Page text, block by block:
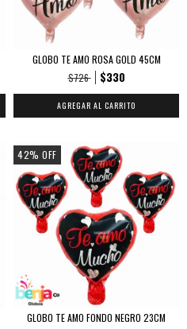
GLOBO TE AMO ROSA GOLD 45CM
$726
$330
42% OFF
GLOBO TE AMO FONDO NEGRO 23CM